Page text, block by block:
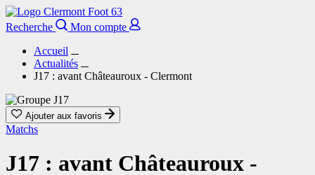
Recherche
Mon compte
Accueil
Actualités
J17 : avant Châteauroux - Clermont
Ajouter aux favoris
Matchs
J17 : avant Châteauroux -